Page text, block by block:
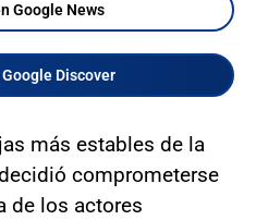
Google News
Google Discover
más estables de la
comprometerse
de los actores